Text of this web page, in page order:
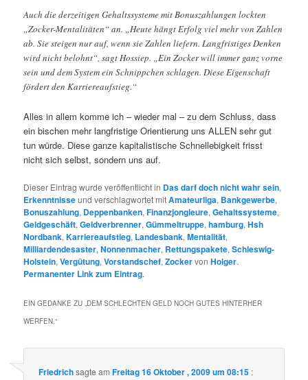
Auch die derzeitigen Gehaltssysteme mit Bonuszahlungen lockten
„Zocker-Mentalitäten“ an. „Heute hängt Erfolg viel mehr von Zahlen
ab. Sie steigen nur auf, wenn sie Zahlen liefern. Langfristiges Denken
wird nicht belohnt“, sagt Hossiep. „Ein Zocker will immer ganz vorne
sein und dem System ein Schnippchen schlagen. Diese Eigenschaft
fördert den Karriereaufstieg.“
Alles in allem komme ich – wieder mal – zu dem Schluss, dass
ein bischen mehr langfristige Orientierung uns ALLEN sehr gut
tun würde. Diese ganze kapitalistische Schnellebigkeit frisst
nicht sich selbst, sondern uns auf.
Dieser Eintrag wurde veröffentlicht in Das darf doch nicht wahr sein,
Erkenntnisseund verschlagwortet mitAmateurliga, Bankgewerbe,
Bonuszahlung, Deppenbanken,Finanzjongleure,Gehaltssysteme,
Geldgeschäft,Geldverbrenner,Gümmeltruppe,hamburg,Hsh
Nordbank,Karriereaufstieg, Landesbank,Mentalität,
Milliardendesaster,Nonnenmacher, Rettungspakete,Schleswig-
Holstein,Vergütung,Vorstandschef,ZockervonHolger.
Permanenter Link zum Eintrag.
EIN GEDANKE ZU „DEM SCHLECHTEN GELD NOCH GUTES HINTERHER
WERFEN.“
Friedrichsagte amFreitag 16 Oktober , 2009 um 08:15 :